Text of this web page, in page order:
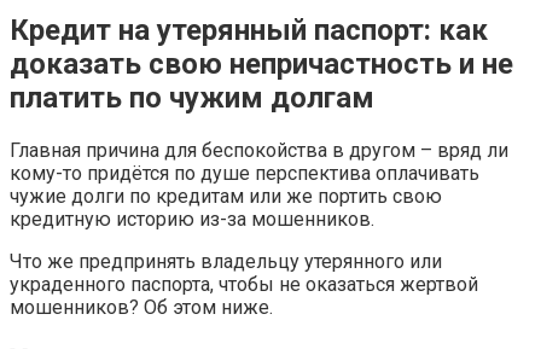
Кредит на утерянный паспорт: как
доказать свою непричастность и не
платить по чужим долгам
Главная причина для беспокойства в другом – вряд ли
кому-то придётся по душе перспектива оплачивать
чужие долги по кредитам или же портить свою
кредитную историю из-за мошенников.
Что же предпринять владельцу утерянного или
украденного паспорта, чтобы не оказаться жертвой
мошенников? Об этом ниже.